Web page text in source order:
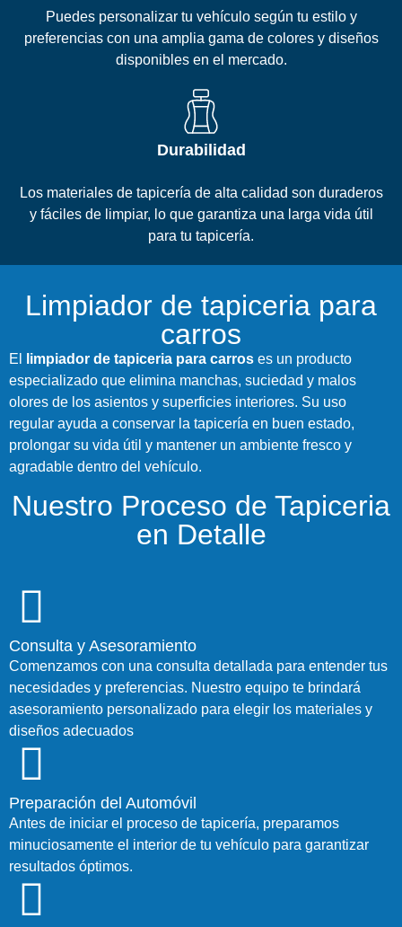
Puedes personalizar tu vehículo según tu estilo y
preferencias con una amplia gama de colores y diseños
disponibles en el mercado.
Durabilidad
Los materiales de tapicería de alta calidad son duraderos
y fáciles de limpiar, lo que garantiza una larga vida útil
para tu tapicería.
Limpiador de tapiceria para
carros
El limpiador de tapiceria para carros es un producto
especializado que elimina manchas, suciedad y malos
olores de los asientos y superficies interiores. Su uso
regular ayuda a conservar la tapicería en buen estado,
prolongar su vida útil y mantener un ambiente fresco y
agradable dentro del vehículo.
Nuestro Proceso de Tapiceria
en Detalle
Consulta y Asesoramiento
Comenzamos con una consulta detallada para entender tus
necesidades y preferencias. Nuestro equipo te brindará
asesoramiento personalizado para elegir los materiales y
diseños adecuados
Preparación del Automóvil
Antes de iniciar el proceso de tapicería, preparamos
minuciosamente el interior de tu vehículo para garantizar
resultados óptimos.